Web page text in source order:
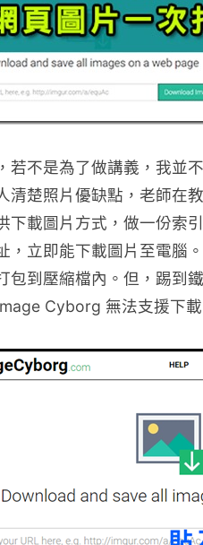
若不是為了做講義，我並
清楚照片優缺點，老師在
下載圖片方式，做一份索
，立即能下載圖片至電腦
包到壓縮檔內。但，踢到
Cyborg 無法支援下載